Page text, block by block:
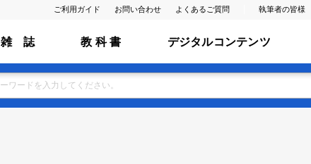
ご利用ガイド お問い合わせ よくあるご質問 執筆者の皆様
雑 誌 教 科 書 デジタルコンテンツ